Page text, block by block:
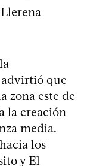
que
zona este de
la creación
media.
los
y El